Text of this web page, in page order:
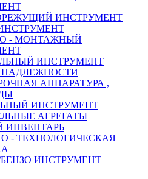
ИНСТРУМЕНТ
- МОНТАЖНЫЙ
ИНСТРУМЕНТ
АППАРАТУРА ,
ИНСТРУМЕНТ
АГРЕГАТЫ
ИНВЕНТАРЬ
- ТЕХНОЛОГИЧЕСКАЯ
ИНСТРУМЕНТ